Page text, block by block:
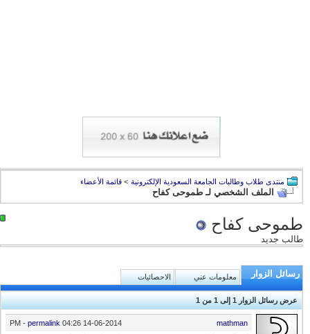
منتدى طلاب وطالبات الجامعة السعودية الإلكترونية > قائمة الأعضاء
الملف الشخصي لـ طموحى كفاح
طموحى كفاح
طالب جديد
رسائل الزوار معلومات عني الاحصائيات
عرض رسائل الزوار 1 إلى 1من1
14-06-2014
04:26 PM
-permalink mathman